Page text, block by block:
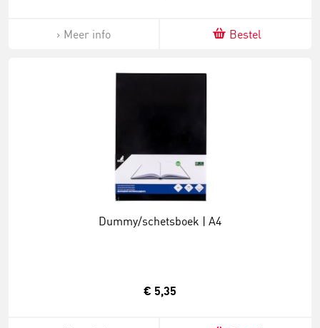
Meer info Bestel
Dummy/schetsboek | A4
€ 5,35